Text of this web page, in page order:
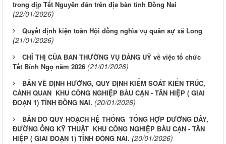
trong dịp Tết Nguyên đán trên địa bàn tỉnh Đồng Nai
(22/01/2026)
Quyết định kiện toàn Hội đồng nghĩa vụ quân sự xã Long
(21/01/2026)
CHỈ THỊ CỦA BAN THƯỜNG VỤ ĐẢNG UỶ về việc tổ chức
Tết Bính Ngọ năm 2026 (21/01/2026)
BẢN VẼ ĐỊNH HƯỚNG, QUY ĐỊNH KIỂM SOÁT KIẾN TRÚC,
CẢNH QUAN KHU CÔNG NGHIỆP BÀU CẠN - TÂN HIỆP ( GIAI
ĐOẠN 1) TỈNH ĐỒNG NAI. (20/01/2026)
BẢN ĐỒ QUY HOẠCH HỆ THỐNG TỔNG HỢP ĐƯỜNG DÂY,
ĐƯỜNG ỐNG KỸ THUẬT KHU CÔNG NGHIỆP BÀU CẠN - TÂN
HIỆP ( GIAI ĐOẠN 1) TỈNH ĐỒNG NAI. (20/01/2026)